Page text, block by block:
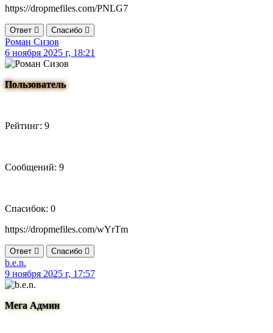
https://dropmefiles.com/PNLG7
Ответ Спасибо
Роман Сизов
6 ноября 2025 г, 18:21
Пользователь
Рейтинг: 9
Сообщений: 9
Спасибок: 0
https://dropmefiles.com/wYrTm
Ответ Спасибо
b.e.n.
9 ноября 2025 г, 17:57
Мега Админ